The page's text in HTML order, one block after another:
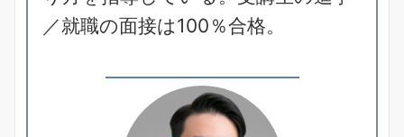
／就職の面接は100％合格。